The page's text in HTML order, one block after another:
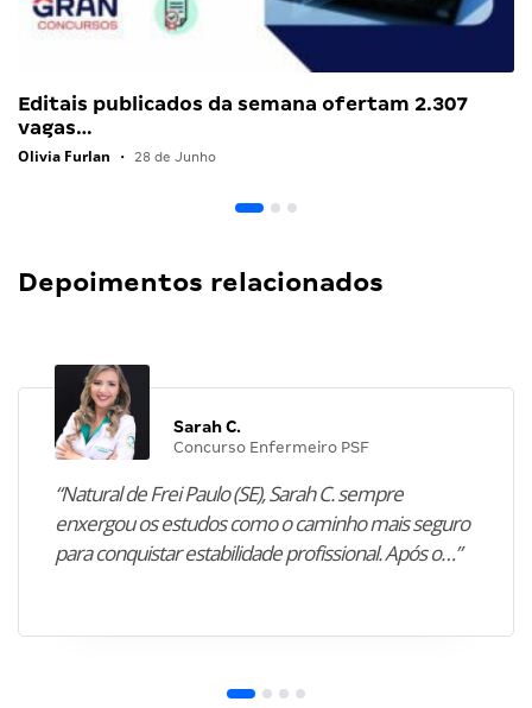
Editais publicados da semana ofertam 2.307
vagas…
Olivia Furlan • 28 de Junho
Depoimentos relacionados
Sarah C.
Concurso Enfermeiro PSF
“Natural de Frei Paulo (SE), Sarah C. sempre
enxergou os estudos como o caminho mais seguro
para conquistar estabilidade profissional. Após o…”